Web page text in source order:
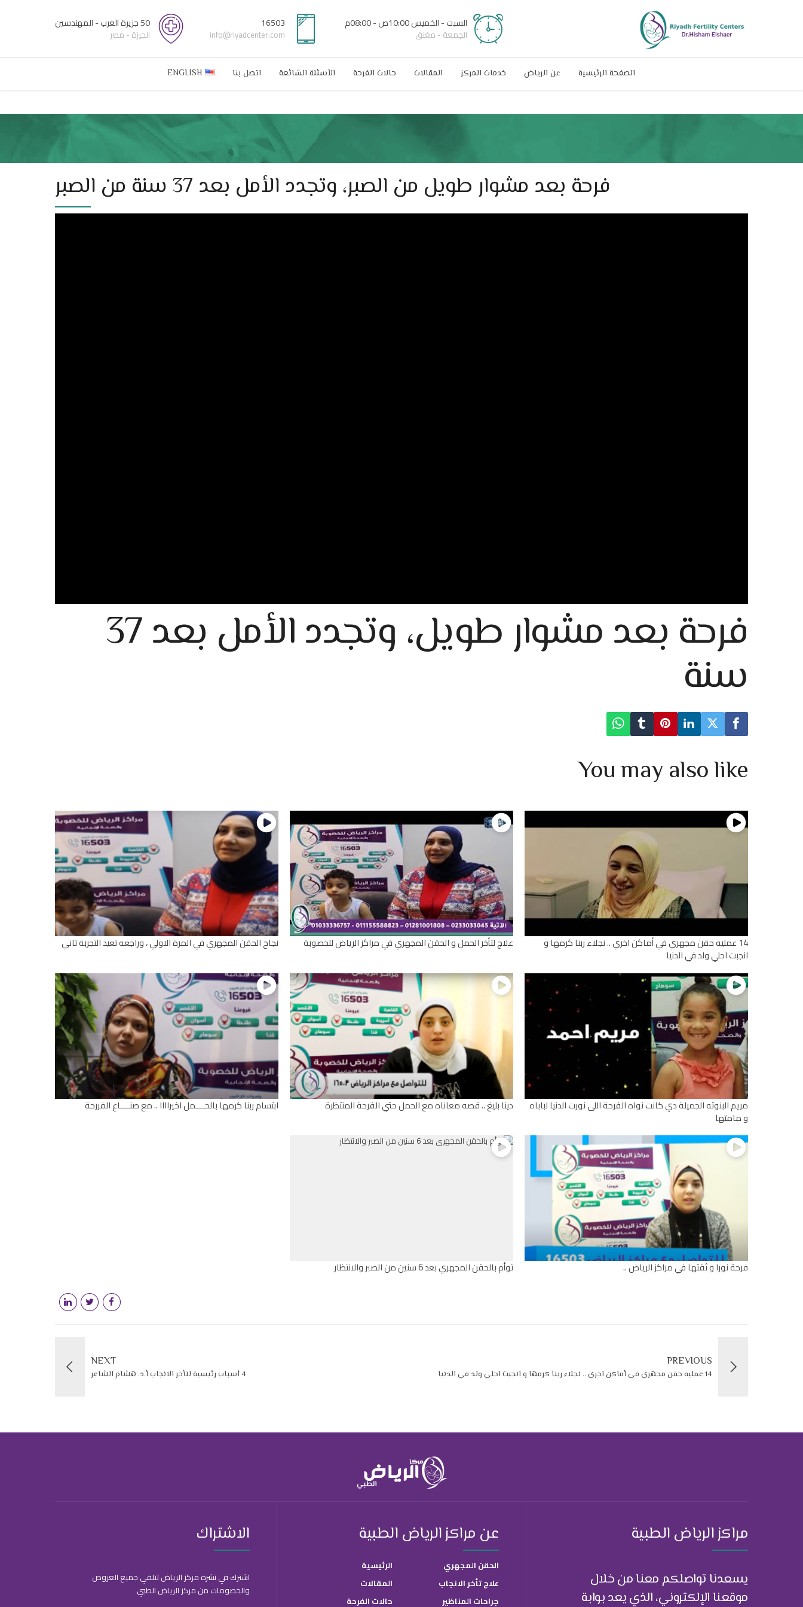
السبت - الخميس 10:00ص - 08:00م
الجمعة - مغلق
16503
info@riyadcenter.com
50 جزيرة العرب - المهندسين
الجيزة - مصر
الصفحة الرئيسية عن الرياض خدمات المركز المقالات حالات الفرحة الأسئلة الشائعة اتصل بنا ENGLISH
فرحة بعد مشوار طويل من الصبر، وتجدد الأمل بعد 37 سنة من الصبر
فرحة بعد مشوار طويل، وتجدد الأمل بعد 37
سنة
You may also like
14 عمليه حقن مجهري في أماكن اخري .. نجلاء ربنا كرمها و
انجبت احلي ولد في الدنيا
علاج لتأخر الحمل و الحقن المجهري في مراكز الرياض للخصوبة نجاح الحقن المجهري في المرة الاولي ، وراجعه تعيد التجربة تاني
مريم البنوته الجميلة دي كانت نواه الفرحة اللى نورت الدنيا لباباه
و مامتها
دينا بليغ .. قصه معاناه مع الحمل حتي الفرحة المنتظرة ابتسام ربنا كرمها بالحــــمل اخيراااا .. مع صنــــاع الفررحة
فرحة نورا و ثقتها في مراكز الرياض .. توأم بالحقن المجهري بعد 6 سنين من الصبر والانتظار
PREVIOUS
14 عمليه حقن مجهري في أماكن اخري .. نجلاء ربنا كرمها و انجبت احلي ولد في الدنيا
NEXT
4 أسباب رئيسية لتأخر الانجاب أ.د. هشام الشاعر
مراكز الرياض الطبية
يسعدنا تواصلكم معنا من خلال
موقعنا الإلكتروني، الذي يعد بوابة
عن مراكز الرياض الطبية
الحقن المجهري
علاج تأخر الانجاب
جراحات المناظير
الرئيسية
المقالات
حالات الفرحة
الاشتراك
اشترك في نشرة مركز الرياض لتلقي جميع العروض
والخصومات من مركز الرياض الطبي